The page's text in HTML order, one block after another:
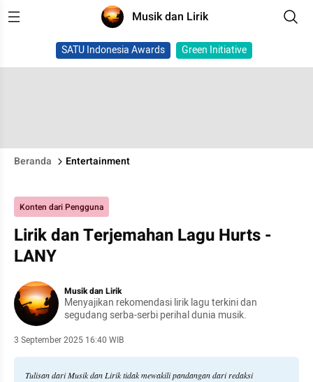
Musik dan Lirik
SATU Indonesia Awards Green Initiative
Beranda Entertainment
Konten dari Pengguna
Lirik dan Terjemahan Lagu Hurts -
LANY
Musik dan Lirik
Menyajikan rekomendasi lirik lagu terkini dan
segudang serba-serbi perihal dunia musik.
3 September 2025 16:40 WIB
Tulisan dari Musik dan Lirik tidak mewakili pandangan dari redaksi